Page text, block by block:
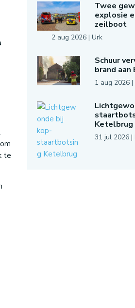
te
Twee
explosie
zeilboot
2 aug 2026| Urk
Schuur
brand aan
1 aug 2026|
Ketelbrug
31 jul 2026|